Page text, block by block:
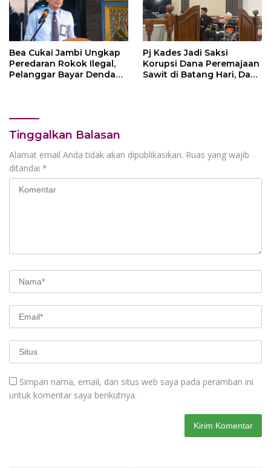
Bea Cukai Jambi Ungkap
Peredaran Rokok Ilegal,
Pelanggar Bayar Denda
Pj Kades Jadi Saksi
Korupsi Dana Peremajaan
Sawit di Batang Hari, Dana
Tinggalkan Balasan
Alamat email Anda tidak akan dipublikasikan. Ruas yang wajib
ditandai *
Simpan nama, email, dan situs web saya pada peramban ini
untuk komentar saya berikutnya.